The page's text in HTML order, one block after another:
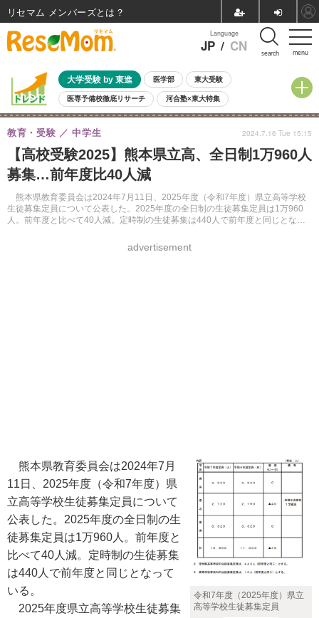
menu
Language
JP / CN search
大学受験 by 東進 医学部 東大受験
医専予備校徹底リサーチ 河合塾×東大特集
親子で考える大学選び 高校受験 中学受験 小学校受験
共通テスト 夏休み
8月開催イベント・WS 全国公立高校 過去問 人気記事
自由研究教材（小学生向け） 自由研究教材（中学生向け）
【高校受験2025】熊本県立高、全日制1万960人
募集…前年度比40人減
熊本県教育委員会は2024年7月11日、2025年度（令和7年度）県立高等学校
生徒募集定員について公表した。2025年度の全日制の生徒募集定員は1万960
人。前年度と比べて40人減。定時制の生徒募集は440人で前年度と同じとなっ
教育・受験 中学生
advertisement
2024.7.16 Tue 15:15
令和7年度（2025年度）県立
高等学校生徒募集定員
熊本県教育委員会は2024年7月
11日、2025年度（令和7年度）県
立高等学校生徒募集定員について
公表した。2025年度の全日制の生
徒募集定員は1万960人。前年度と
比べて40人減。定時制の生徒募集
は440人で前年度と同じとなって
いる。
2025年度県立高等学校生徒募集
リセマム メンバーズ